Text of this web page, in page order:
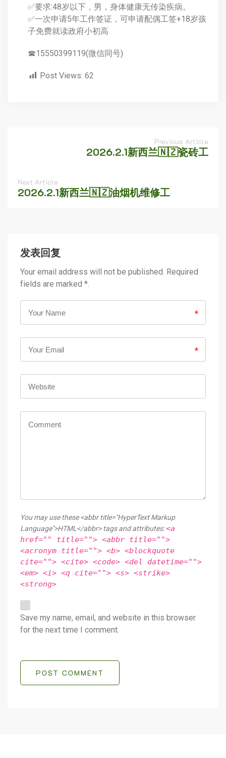
✅要求:48岁以下，男，身体健康无传染疾病。
✅一次申请5年工作签证，可申请配偶工签+18岁孩
子免费就读政府小初高
☎15550399119(微信同号)
Post Views: 62
Previous Article
2026.2.1新西兰🇳🇿瓷砖工
Next Article
2026.2.1新西兰🇳🇿油烟机维修工
发表回复
Your email address will not be published. Required
fields are marked *.
*
*
You may use these <abbr title="HyperText Markup
Language">HTML</abbr> tags and attributes:<a
href="" title=""> <abbr title="">
<acronym title=""> <b> <blockquote
cite=""> <cite> <code> <del datetime="">
<em> <i> <q cite=""> <s> <strike>
<strong>
Save my name, email, and website in this browser
for the next time I comment.
POST COMMENT